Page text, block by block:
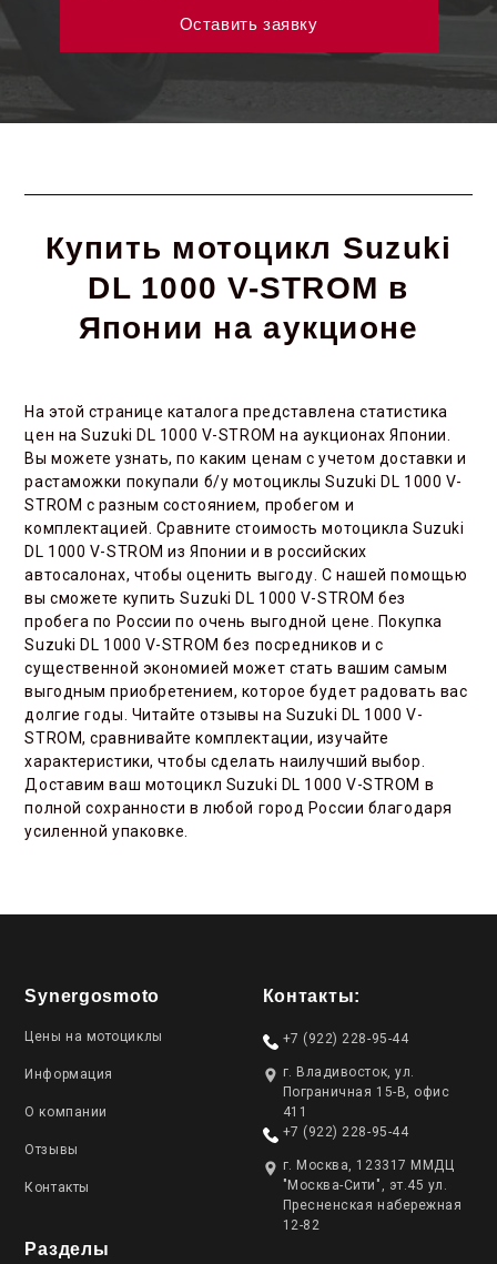
Купить мотоцикл Suzuki
DL 1000 V-STROM в
Японии на аукционе
На этой странице каталога представлена статистика
цен на Suzuki DL 1000 V-STROM на аукционах Японии.
Вы можете узнать, по каким ценам с учетом доставки и
растаможки покупали б/у мотоциклы Suzuki DL 1000 V-
STROM с разным состоянием, пробегом и
комплектацией. Сравните стоимость мотоцикла Suzuki
DL 1000 V-STROM из Японии и в российских
автосалонах, чтобы оценить выгоду. С нашей помощью
вы сможете купить Suzuki DL 1000 V-STROM без
пробега по России по очень выгодной цене. Покупка
Suzuki DL 1000 V-STROM без посредников и с
существенной экономией может стать вашим самым
выгодным приобретением, которое будет радовать вас
долгие годы. Читайте отзывы на Suzuki DL 1000 V-
STROM, сравнивайте комплектации, изучайте
характеристики, чтобы сделать наилучший выбор.
Доставим ваш мотоцикл Suzuki DL 1000 V-STROM в
полной сохранности в любой город России благодаря
усиленной упаковке.
Synergosmoto
Цены на мотоциклы
Информация
О компании
Отзывы
Контакты
Разделы
Контакты:
+7 (922) 228-95-44
г. Владивосток, ул.
Пограничная 15-В, офис
411
+7 (922) 228-95-44
г. Москва, 123317 ММДЦ
"Москва-Сити", эт.45 ул.
Пресненская набережная
12-82